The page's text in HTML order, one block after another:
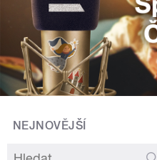
NEJNOVĚJŠÍ